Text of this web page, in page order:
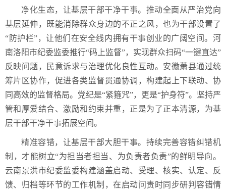
净化生态，让基层干部干净干事。推动全面从严治党向
基层延伸，既能消除群众身边的不正之风，也为干部设置了
“防护栏”，让他们在安全线内拥有干事创业的广阔空间。河
南洛阳市纪委监委推行“码上监督”，实现群众扫码“一键直达”
反映问题，民意诉求与治理优化良性互动。安徽萧县通过统
筹片区协作，促进各类监督贯通协调，构建起上下联动、协
同高效的监督格局。党纪是“紧箍咒”，更是“护身符”。坚持严
管和厚爱结合、激励和约束并重，正是为了正本清源，为基
层干部干净干事拓展空间。
精准容错，让基层干部大胆干事。持续完善容错纠错机
制，才能树立“为担当者担当、为负责者负责”的鲜明导向。
云南景洪市纪委监委构建涵盖启动、受理、核实、认定、反
馈、归档等环节的工作机制，在启动问责时同步研判容错情